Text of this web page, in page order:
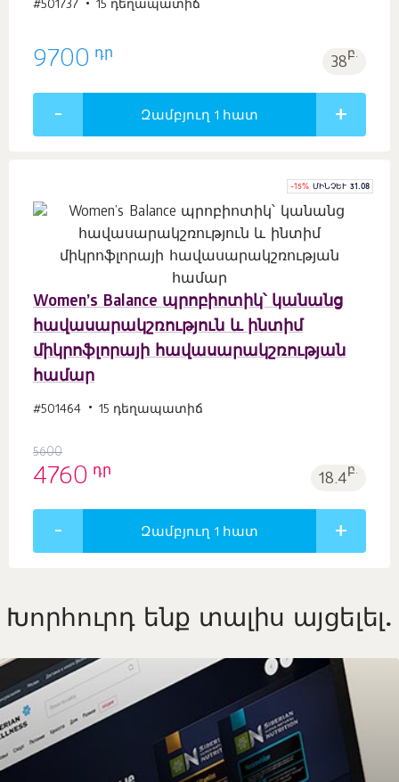
#501737 15 դեղապատիճ
9700 դր 38բ.
Զամբյուղ 1 հատ
-15% ՄԻՆՉԵՒ 31.08
Women’s Balance պրոբիոտիկ՝ կանանց
հավասարակշռություն և ինտիմ
միկրոֆլորայի հավասարակշռության
համար
#501464 15 դեղապատիճ
5600
4760 դր 18.4բ.
Զամբյուղ 1 հատ
Խորհուրդ ենք տալիս այցելել.